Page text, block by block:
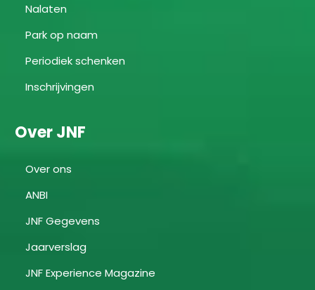
Nalaten
Park op naam
Periodiek schenken
Inschrijvingen
Over JNF
Over ons
ANBI
JNF Gegevens
Jaarverslag
JNF Experience Magazine